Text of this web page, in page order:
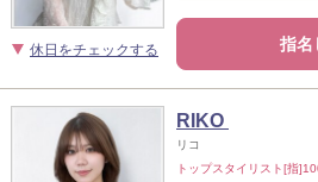
休日をチェックする 指名
RIKO
リコ
トップスタイリスト[指